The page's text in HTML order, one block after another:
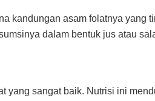
kandungan asam folatnya
dalam bentuk jus atau
yang sangat baik. Nutrisi ini